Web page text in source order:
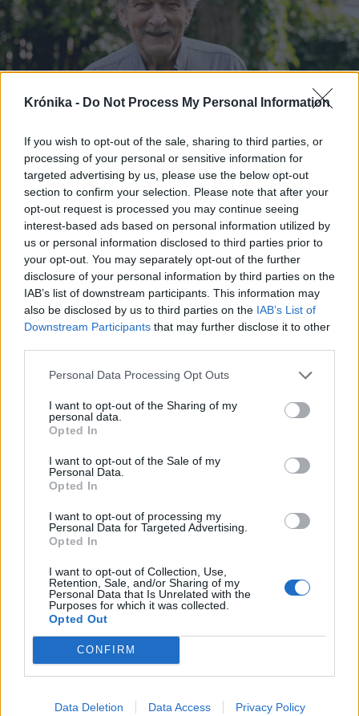
Krónika - Do Not Process My Personal Information
If you wish to opt-out of the sale, sharing to third parties, or
processing of your personal or sensitive information for
targeted advertising by us, please use the below opt-out
section to confirm your selection. Please note that after your
opt-out request is processed you may continue seeing
interest-based ads based on personal information utilized by
us or personal information disclosed to third parties prior to
your opt-out. You may separately opt-out of the further
disclosure of your personal information by third parties on the
IAB’s list of downstream participants. This information may
also be disclosed by us to third parties on the IAB’s List of
Downstream Participants that may further disclose it to other
Personal Data Processing Opt Outs
I want to opt-out of the Sharing of my
personal data.
Opted In
I want to opt-out of the Sale of my
Personal Data.
Opted In
I want to opt-out of processing my
Personal Data for Targeted Advertising.
Opted In
I want to opt-out of Collection, Use,
Retention, Sale, and/or Sharing of my
Personal Data that Is Unrelated with the
Purposes for which it was collected.
Opted Out
CONFIRM
Data Deletion Data Access Privacy Policy
2026. augusztus 05., szerda
„Amíg hasznos munkát tudok
végezni, addig csinálom” – Interjú a
80 éves Szabó Zsolttal, a
Kolozsvár Társaság elnökével (1.)
2026. augusztus 04., kedd
Aradi színházi ősbemutató is
látható lesz a békéscsabai
nemzetközi fesztiválon